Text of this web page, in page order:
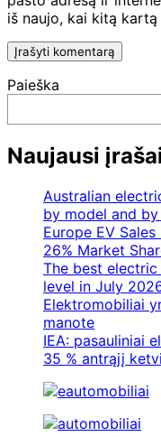
iš naujo, kai kitą
Paieška
Naujausi
Australian
by model and
Europe EV
26% Market
The best
level in July
Elektromobiliai
manote
IEA: pasauliniai
35 % antrąjį